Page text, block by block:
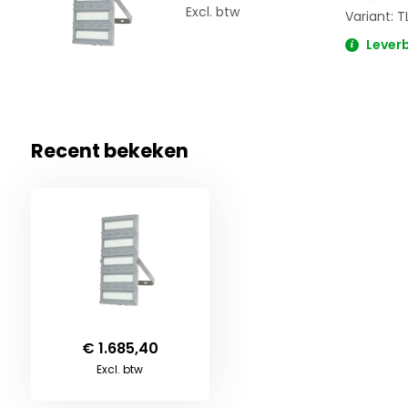
Excl. btw
Variant:
Recent bekeken
€ 1.685,40
Excl. btw